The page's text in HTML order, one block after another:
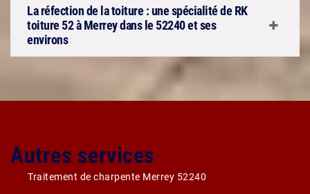
La réfection de la toiture : une spécialité de RK
toiture 52 à Merrey dans le 52240 et ses
environs
Autres services
Traitement de charpente Merrey 52240